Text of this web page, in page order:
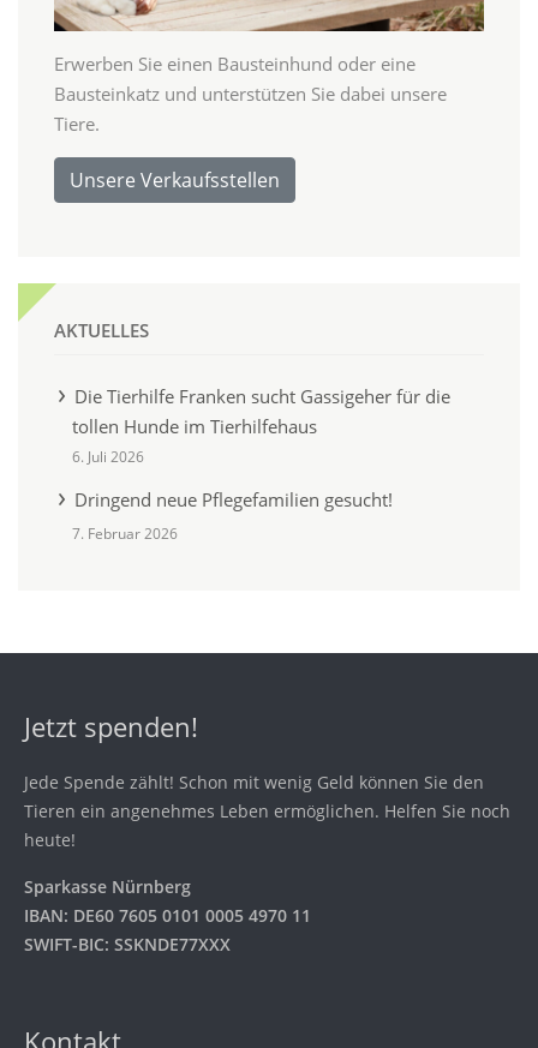
Erwerben Sie einen Bausteinhund oder eine
Bausteinkatz und unterstützen Sie dabei unsere
Tiere.
Unsere Verkaufsstellen
AKTUELLES
Die Tierhilfe Franken sucht Gassigeher für die
tollen Hunde im Tierhilfehaus
6. Juli 2026
Dringend neue Pflegefamilien gesucht!
7. Februar 2026
Jetzt spenden!
Jede Spende zählt! Schon mit wenig Geld können Sie den
Tieren ein angenehmes Leben ermöglichen. Helfen Sie noch
heute!
Sparkasse Nürnberg
IBAN: DE60 7605 0101 0005 4970 11
SWIFT-BIC: SSKNDE77XXX